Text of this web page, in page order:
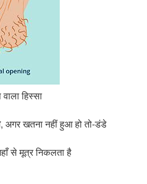
हिस्सा
, अगर खतना नहीं हुआ हो तो-डंडे
से मूत्र निकलता है